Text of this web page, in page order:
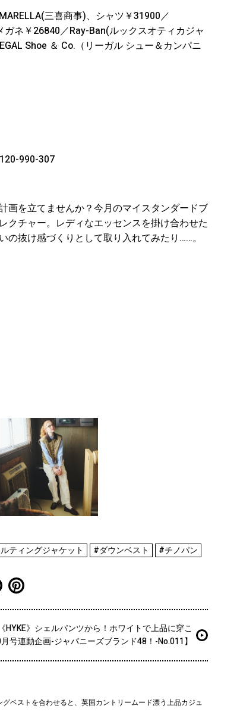
三喜商事)、シャツ￥31900／
ガネ￥26840／Ray-Ban(ルックスオティカジャ
Shoe ＆ Co.（リーガル シュー＆カンパニ
990-307
画を立てませんか？今月のマイスタンダードブ
クチャー。レディなエッセンスを掛け合わせた
抜け感づくりとして取り入れてみたり……。
ティングジャケット #ダウンベスト #チノパン
HYKE》シェルパンツから！ホワイトで上品に穿こ
月号連動企画-ジャパニーズブランド48！-No.011】
ベストを合わせると、英国カントリームード漂う上品カジュ